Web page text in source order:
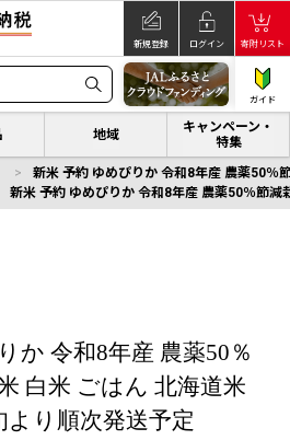
新規登録 ログイン 寄附リスト
ガイド
地域
キャンペーン・
特集
新米 予約 ゆめぴりか 令和8年産 農薬50
新米 予約 ゆめぴりか 令和8年産 農薬50％節
か 令和8年産 農薬50％
白米 ごはん 北海道米
り順次発送予定